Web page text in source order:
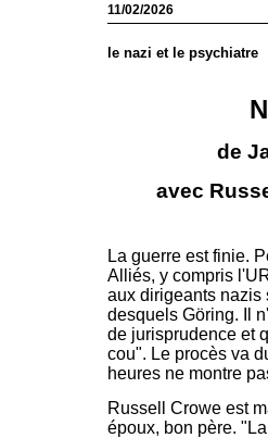
11/02/2026
le nazi et le psychiatre
de
avec
La guerre est finie.
Alliés, y compris
aux dirigeants nazis
desquels Göring. Il
de jurisprudence et
cou". Le procès va
heures ne montre
Russell Crowe est
époux, bon père.